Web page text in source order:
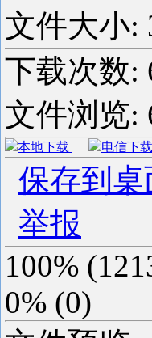
文件大小:
下载次数:
文件浏览:
本地下载 电信下载
保存到桌
举报
100% (
0% (0)